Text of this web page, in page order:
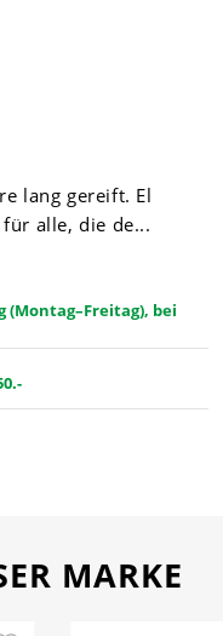
lang gereift. El
alle, die de...
bei
MARKE